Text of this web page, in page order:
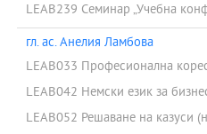
LEAB239 Семинар „Учебна
гл. ас. Анелия Ламбова
LEAB033 Професионална
LEAB042 Немски език за
LEAB052 Решаване на казуси